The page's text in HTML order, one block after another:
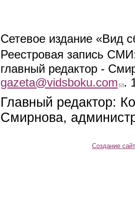
Сетевое издание «Вид
Реестровая запись
главный редактор -
gazeta@vidsboku.com (link
.
Главный редактор:
Смирнова,
Создание